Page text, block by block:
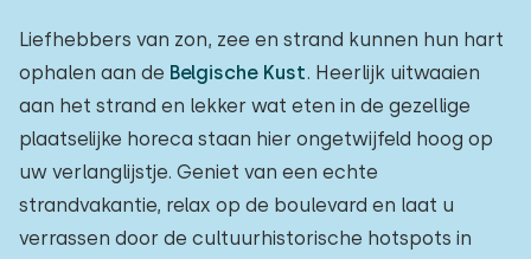
Liefhebbers van zon, zee en strand kunnen hun hart
ophalen aan de Belgische Kust. Heerlijk uitwaaien
aan het strand en lekker wat eten in de gezellige
plaatselijke horeca staan hier ongetwijfeld hoog op
uw verlanglijstje. Geniet van een echte
strandvakantie, relax op de boulevard en laat u
verrassen door de cultuurhistorische hotspots in